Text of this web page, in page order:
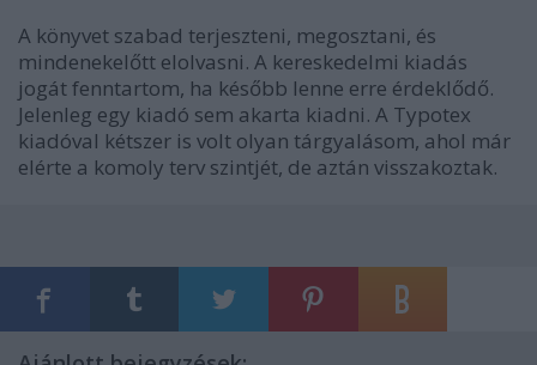
A könyvet szabad terjeszteni, megosztani, és
mindenekelőtt elolvasni. A kereskedelmi kiadás
jogát fenntartom, ha később lenne erre érdeklődő.
Jelenleg egy kiadó sem akarta kiadni. A Typotex
kiadóval kétszer is volt olyan tárgyalásom, ahol már
elérte a komoly terv szintjét, de aztán visszakoztak.